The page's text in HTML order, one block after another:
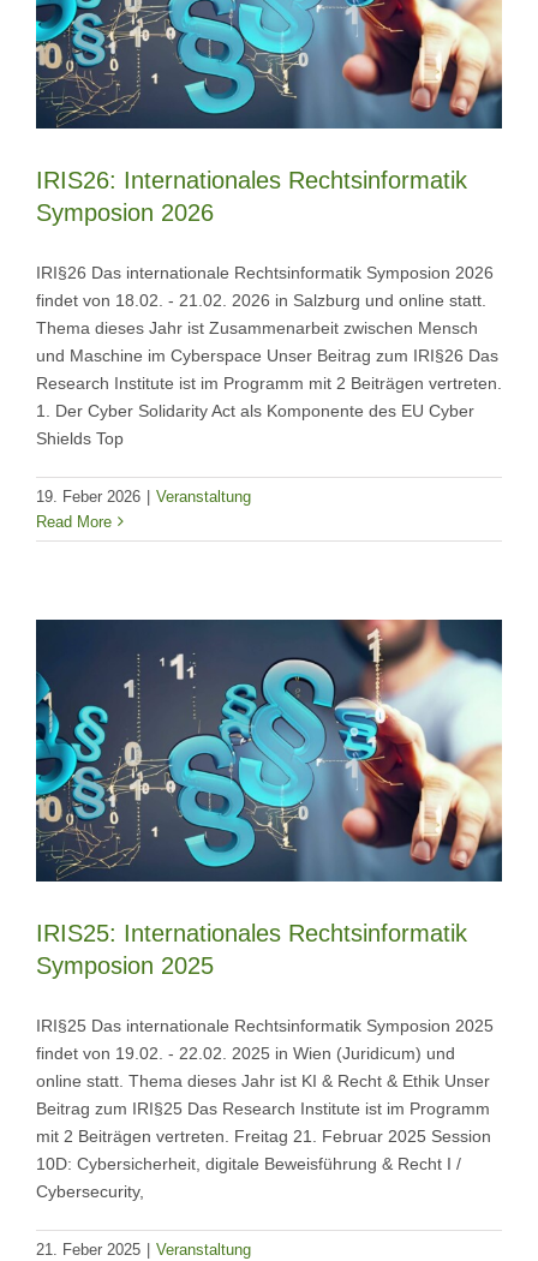
IRIS26: Internationales Rechtsinformatik
Symposion 2026
IRI§26 Das internationale Rechtsinformatik Symposion 2026
findet von 18.02. - 21.02. 2026 in Salzburg und online statt.
Thema dieses Jahr ist Zusammenarbeit zwischen Mensch
und Maschine im Cyberspace Unser Beitrag zum IRI§26 Das
Research Institute ist im Programm mit 2 Beiträgen vertreten.
1. Der Cyber Solidarity Act als Komponente des EU Cyber
Shields Top
19. Feber 2026 | Veranstaltung
Read More
IRIS25: Internationales Rechtsinformatik
Symposion 2025
IRI§25 Das internationale Rechtsinformatik Symposion 2025
findet von 19.02. - 22.02. 2025 in Wien (Juridicum) und
online statt. Thema dieses Jahr ist KI & Recht & Ethik Unser
Beitrag zum IRI§25 Das Research Institute ist im Programm
mit 2 Beiträgen vertreten. Freitag 21. Februar 2025 Session
10D: Cybersicherheit, digitale Beweisführung & Recht I /
Cybersecurity,
21. Feber 2025
Veranstaltung